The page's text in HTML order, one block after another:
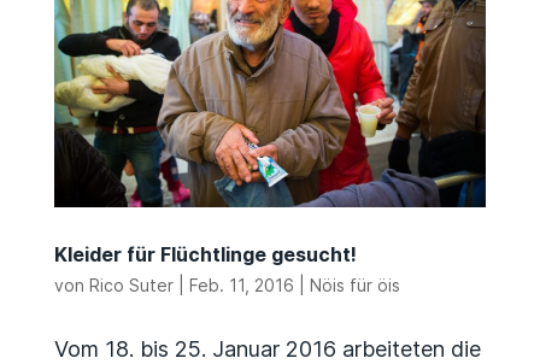
Kleider für Flüchtlinge gesucht!
von Rico Suter| Feb. 11, 2016 Nöis für öis
Vom 18. bis 25. Januar 2016 arbeiteten die